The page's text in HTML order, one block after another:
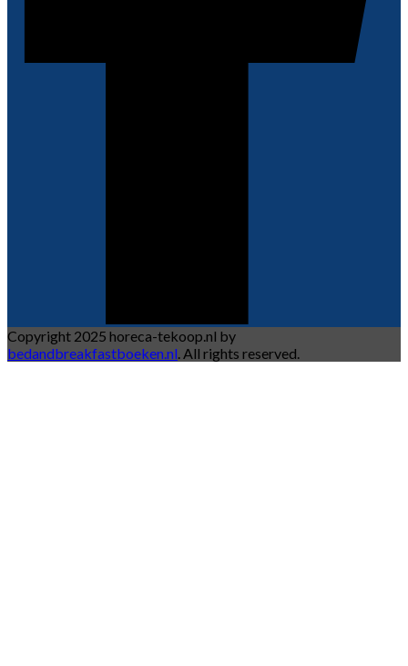
Copyright 2025 horeca-tekoop.nl by
bedandbreakfastboeken.nl. All rights reserved.